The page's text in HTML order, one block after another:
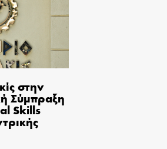
στην
Σύμπραξη
Skills